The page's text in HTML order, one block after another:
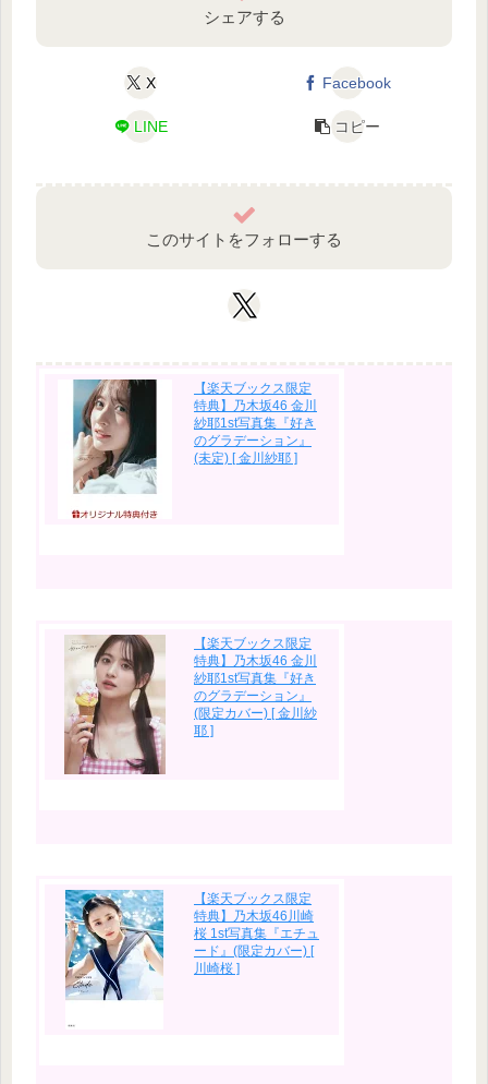
シェアする
X Facebook
LINE コピー
このサイトをフォローする
【楽天ブックス限定
特典】乃木坂46 金川
紗耶1st写真集『好き
のグラデーション』
(未定) [ 金川紗耶 ]
【楽天ブックス限定
特典】乃木坂46 金川
紗耶1st写真集『好き
のグラデーション』
(限定カバー) [ 金川紗
耶 ]
【楽天ブックス限定
特典】乃木坂46川崎
桜 1st写真集『エチュ
ード』(限定カバー) [
川崎桜 ]